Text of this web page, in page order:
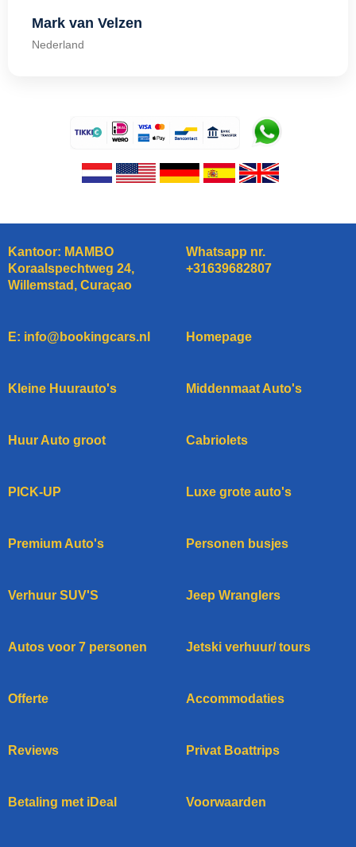
Mark van Velzen
Nederland
Kantoor: MAMBO
Koraalspechtweg 24,
Willemstad, Curaçao
Whatsapp nr.
+31639682807
E: info@bookingcars.nl Homepage
Kleine Huurauto's Middenmaat Auto's
Huur Auto groot Cabriolets
PICK-UP Luxe grote auto's
Premium Auto's Personen busjes
Verhuur SUV'S Jeep Wranglers
Autos voor 7 personen Jetski verhuur/ tours
Offerte Accommodaties
Reviews Privat Boattrips
Betaling met iDeal Voorwaarden